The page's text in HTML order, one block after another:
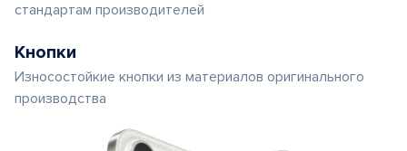
стандартам производителей
Кнопки
Износостойкие кнопки из материалов оригинального
производства